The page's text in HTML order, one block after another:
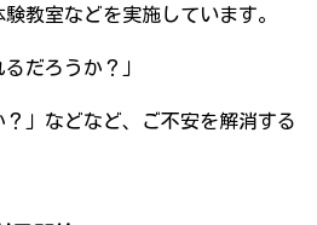
教室などを実施しています。
だろうか？」
？」などなど、ご不安を解消する